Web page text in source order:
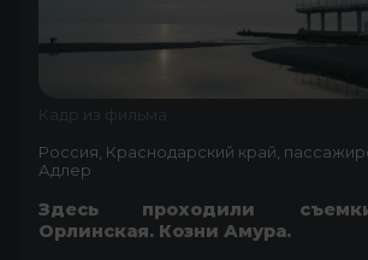
Кадр из фильма
Россия, Краснодарский край,
Адлер
Здесь проходили
Орлинская. Козни Амура.